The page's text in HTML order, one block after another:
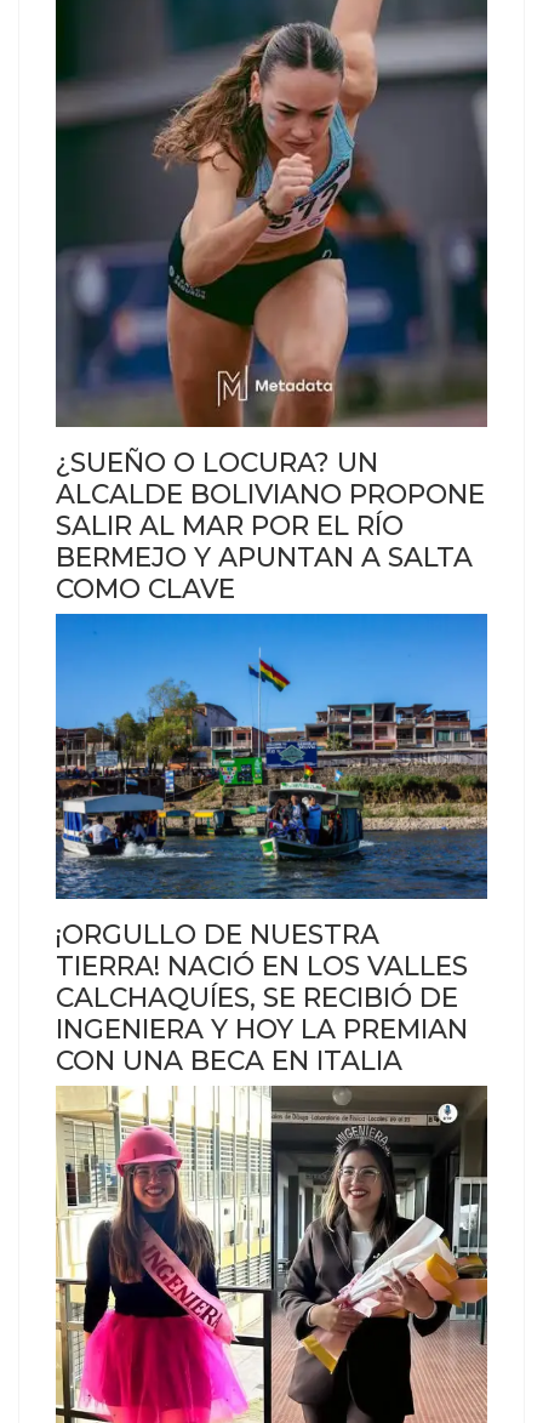
¿SUEÑO O LOCURA? UN
ALCALDE BOLIVIANO PROPONE
SALIR AL MAR POR EL RÍO
BERMEJO Y APUNTAN A SALTA
COMO CLAVE
¡ORGULLO DE NUESTRA
TIERRA! NACIÓ EN LOS VALLES
CALCHAQUÍES, SE RECIBIÓ DE
INGENIERA Y HOY LA PREMIAN
CON UNA BECA EN ITALIA